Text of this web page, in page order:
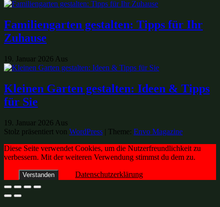
Familiengarten gestalten: Tipps für Ihr
Zuhause
19. Januar 2026 Aus
Kleinen Garten gestalten: Ideen & Tipps
für Sie
19. Januar 2026 Aus
Stolz präsentiert von WordPress | Theme: Envo Magazine
Diese Seite verwendet Cookies, um die Nutzerfreundlichkeit zu
verbessern. Mit der weiteren Verwendung stimmst du dem zu.
Verstanden Datenschutzerklärung